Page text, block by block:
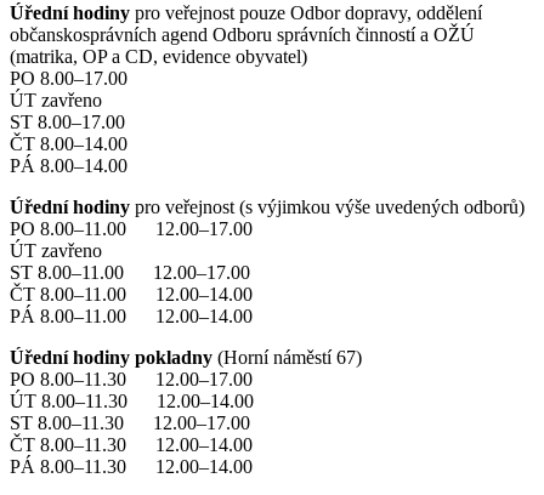
Úřední hodiny pro veřejnost pouze Odbor dopravy, oddělení
občanskosprávních agend Odboru správních činností a OŽÚ
(matrika, OP a CD, evidence obyvatel)
PO 8.00–17.00
ÚT zavřeno
ST 8.00–17.00
ČT 8.00–14.00
PÁ 8.00–14.00
Úřední hodiny pro veřejnost (s výjimkou výše uvedených odborů)
PO 8.00–11.00 12.00–17.00
ÚT zavřeno
ST 8.00–11.00 12.00–17.00
ČT 8.00–11.00 12.00–14.00
PÁ 8.00–11.00 12.00–14.00
Úřední hodiny pokladny (Horní náměstí 67)
PO 8.00–11.30 12.00–17.00
ÚT 8.00–11.30 12.00–14.00
ST 8.00–11.30 12.00–17.00
ČT 8.00–11.30 12.00–14.00
PÁ 8.00–11.30 12.00–14.00